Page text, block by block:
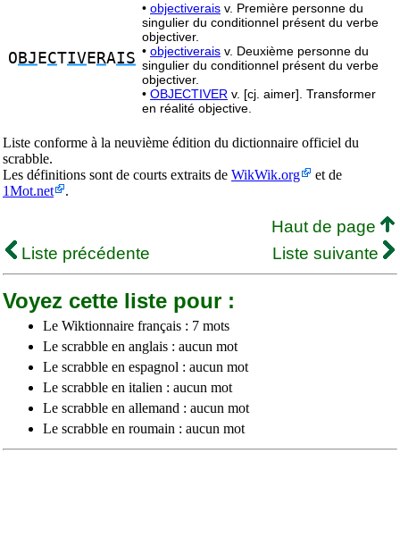
O BJ ECTIVE RAIS
• objectiverais v. Première personne du
singulier du conditionnel présent du verbe
objectiver.
• objectiverais v. Deuxième personne du
singulier du conditionnel présent du verbe
objectiver.
• OBJECTIVER v. [cj. aimer]. Transformer
en réalité objective.
Liste conforme à la neuvième édition du dictionnaire officiel du
scrabble.
Les définitions sont de courts extraits de WikWik.org
et de
1Mot.net
.
Haut de page
Liste précédente
Liste suivante
Voyez cette liste pour :
Le Wiktionnaire français : 7 mots
Le scrabble en anglais : aucun mot
Le scrabble en espagnol : aucun mot
Le scrabble en italien : aucun mot
Le scrabble en allemand : aucun mot
Le scrabble en roumain : aucun mot